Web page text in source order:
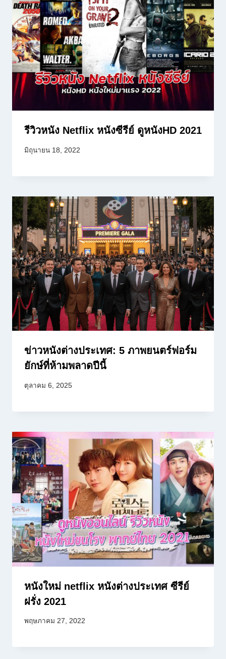
รีวิวหนัง Netflix หนังซีรีย์ ดูหนังHD 2021
มิถุนายน 18, 2022
ข่าวหนังต่างประเทศ: 5 ภาพยนตร์ฟอร์ม
ยักษ์ที่ห้ามพลาดปีนี้
ตุลาคม 6, 2025
หนังใหม่ netflix หนังต่างประเทศ ซีรีย์
ฝรั่ง 2021
พฤษภาคม 27, 2022